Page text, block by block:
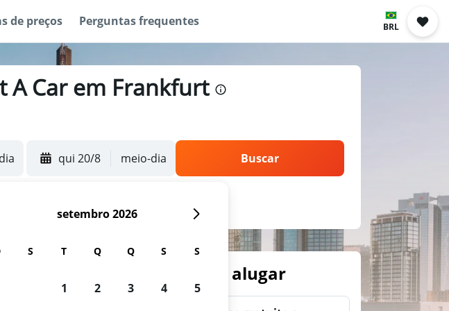
de preços Perguntas frequentes BRL
A Car em Frankfurt
qui 20/8 meio-dia Buscar
para buscar carros para alugar
setembro 2026
S T Q Q S S
1 2 3 4 5